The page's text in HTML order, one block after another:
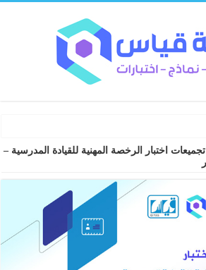
تجميعات اختبار الرخصة المهنية للقيادة المدرسية –